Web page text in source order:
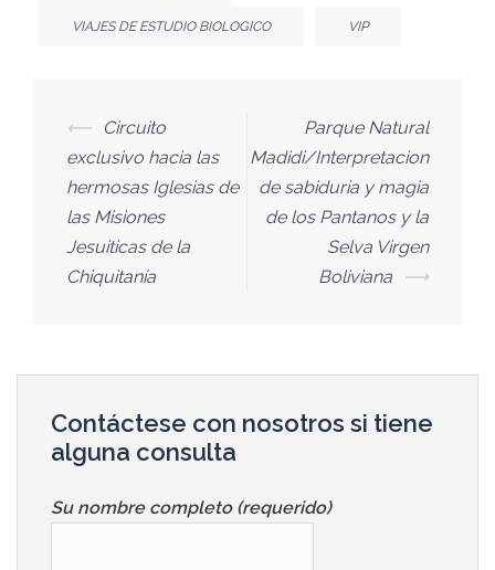
VIAJES DE ESTUDIO BIOLOGICO VIP
⟵
Circuito
exclusivo hacia las
hermosas Iglesias de
las Misiones
Jesuiticas de la
Chiquitanía
Parque Natural
Madidi/Interpretacion
de sabiduria y magia
de los Pantanos y la
Selva Virgen
Boliviana
⟶
Contáctese con nosotros si tiene
alguna consulta
Su nombre completo (requerido)